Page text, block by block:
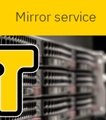
Mirror service